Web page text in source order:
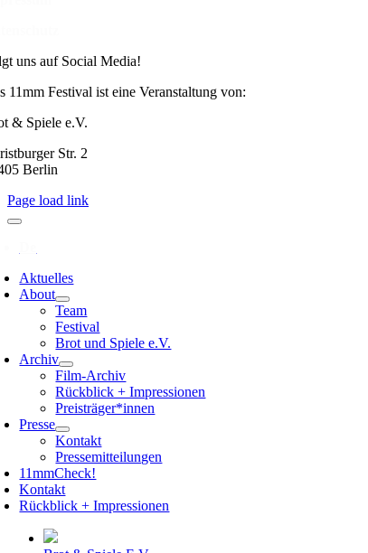
uns auf Social Media!
11mm Festival ist eine Veranstaltung von:
& Spiele e.V.
Str. 2
Berlin
Page load link
Aktuelles
About
Team
Festival
Brot und Spiele e.V.
Archiv
Film-Archiv
Rückblick + Impressionen
Preisträger*innen
Presse
Kontakt
Pressemitteilungen
11mmCheck!
Kontakt
Rückblick + Impressionen